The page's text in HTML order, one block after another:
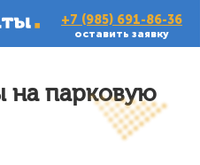
+7 (985) 691-86-36
оставить заявку
на парковую